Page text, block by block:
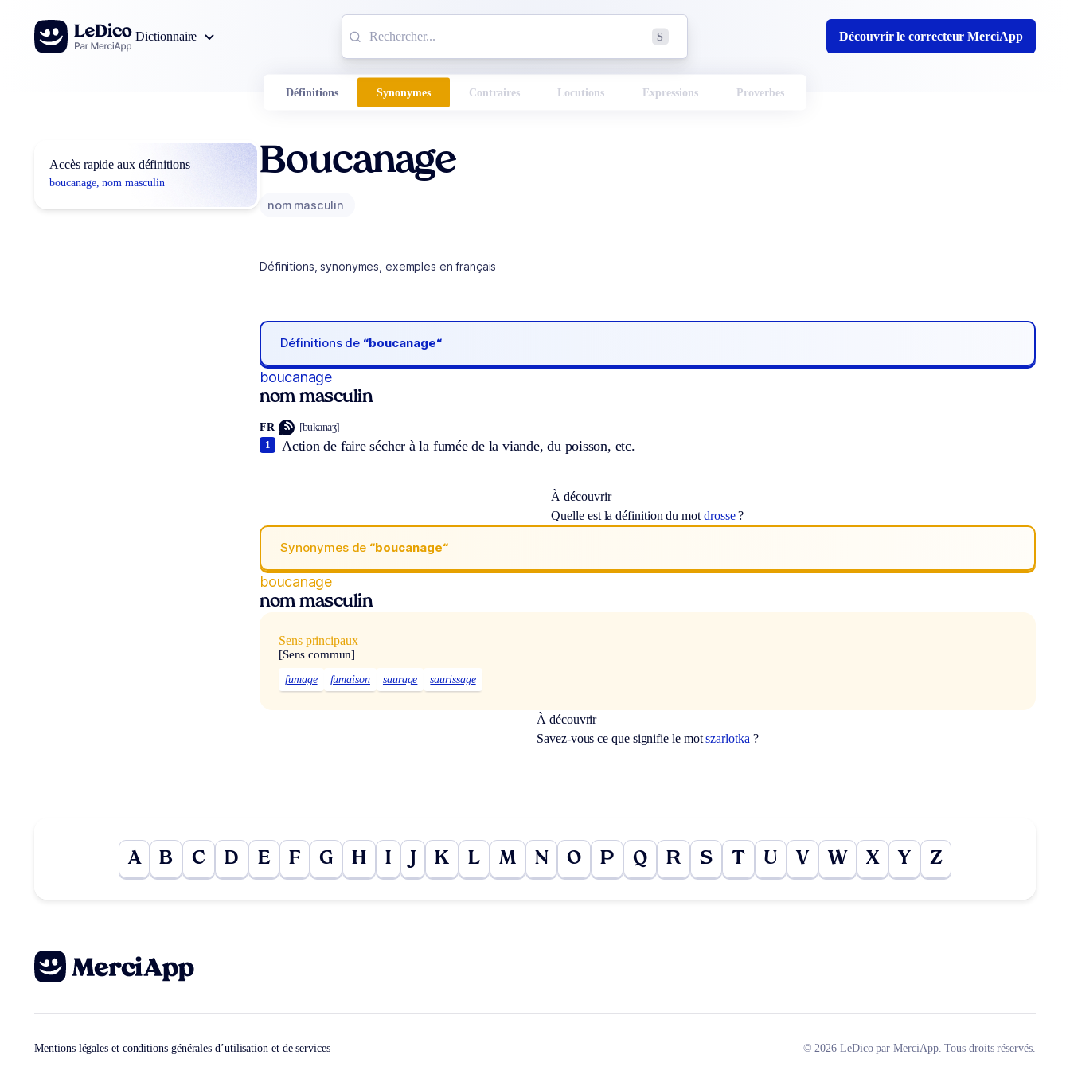
Aller au contenu
Dictionnaire
S Découvrir le correcteur MerciApp
Définitions Synonymes Contraires Locutions Expressions Proverbes
Accès rapide aux définitions
boucanage, nom masculin
Boucanage
nom masculin
Définitions, synonymes, exemples en français
Définitions de “boucanage“
boucanage
nom masculin
FR [bukanaʒ]
Action de faire sécher à la fumée de la viande, du poisson, etc.
1
À découvrir
Quelle est la définition du mot drosse?
Synonymes de “boucanage“
boucanage
nom masculin
Sens principaux
[Sens commun]
fumage fumaison saurage saurissage
À découvrir
Savez-vous ce que signifie le motszarlotka ?
A B C D E F G H I J K L M N O P Q R S T U V W X Y Z
Mentions légales et conditions générales d’utilisation et de services © 2026 LeDico par MerciApp. Tous droits réservés.